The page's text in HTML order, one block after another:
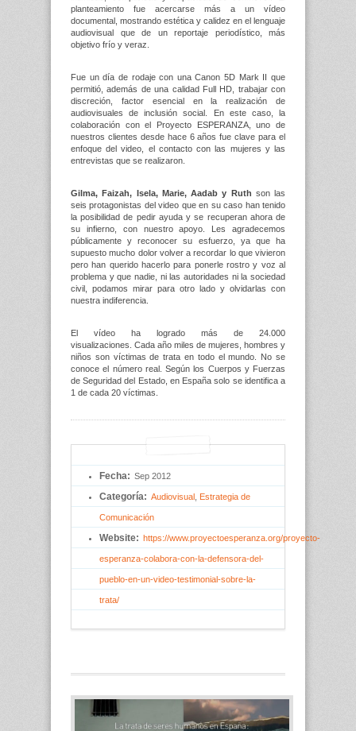
planteamiento fue acercarse más a un vídeo
documental, mostrando estética y calidez en el lenguaje
audiovisual que de un reportaje periodístico, más
objetivo frío y veraz.
Fue un día de rodaje con una Canon 5D Mark II que
permitió, además de una calidad Full HD, trabajar con
discreción, factor esencial en la realización de
audiovisuales de inclusión social. En este caso, la
colaboración con el Proyecto ESPERANZA, uno de
nuestros clientes desde hace 6 años fue clave para el
enfoque del video, el contacto con las mujeres y las
entrevistas que se realizaron.
Gilma, Faizah, Isela, Marie, Aadab y Ruth son las
seis protagonistas del video que en su caso han tenido
la posibilidad de pedir ayuda y se recuperan ahora de
su infierno, con nuestro apoyo. Les agradecemos
públicamente y reconocer su esfuerzo, ya que ha
supuesto mucho dolor volver a recordar lo que vivieron
pero han querido hacerlo para ponerle rostro y voz al
problema y que nadie, ni las autoridades ni la sociedad
civil, podamos mirar para otro lado y olvidarlas con
nuestra indiferencia.
El vídeo ha logrado más de 24.000
visualizaciones. Cada año miles de mujeres, hombres y
niños son víctimas de trata en todo el mundo. No se
conoce el número real. Según los Cuerpos y Fuerzas
de Seguridad del Estado, en España solo se identifica a
1 de cada 20 víctimas.
Fecha: Sep 2012
Categoría: Audiovisual Estrategia de
Comunicación
Website: https://www.proyectoesperanza.org/proyecto-
esperanza-colabora-con-la-defensora-del-
pueblo-en-un-video-testimonial-sobre-la-
trata/